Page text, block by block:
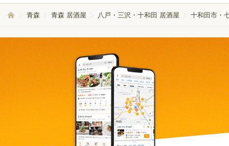
青森 青森 居酒屋 八戸・三沢・十和田 居酒屋 十和田市・